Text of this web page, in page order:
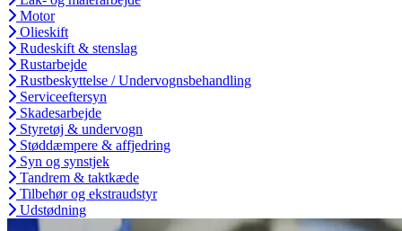
Motor
Olieskift
Rudeskift & stenslag
Rustarbejde
Rustbeskyttelse / Undervognsbehandling
Serviceeftersyn
Skadesarbejde
Styretøj & undervogn
Støddæmpere & affjedring
Syn og synstjek
Tandrem & taktkæde
Tilbehør og ekstraudstyr
Udstødning